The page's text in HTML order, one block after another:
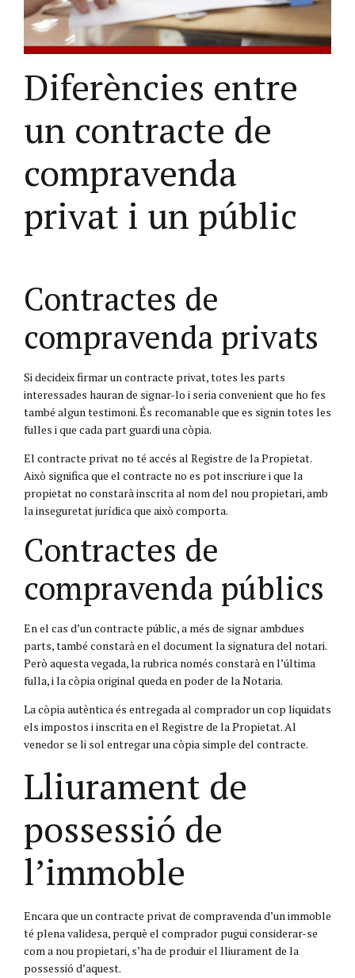
Diferències entre
un contracte de
compravenda
privat i un públic
Contractes de
compravenda privats
Si decideix firmar un contracte privat, totes les parts
interessades hauran de signar-lo i seria convenient que ho fes
també algun testimoni. És recomanable que es signin totes les
fulles i que cada part guardi una còpia.
El contracte privat no té accés al Registre de la Propietat.
Això significa que el contracte no es pot inscriure i que la
propietat no constarà inscrita al nom del nou propietari, amb
la inseguretat jurídica que això comporta.
Contractes de
compravenda públics
En el cas d’un contracte públic, a més de signar ambdues
parts, també constarà en el document la signatura del notari.
Però aquesta vegada, la rubrica només constarà en l’última
fulla, i la còpia original queda en poder de la Notaria.
La còpia autèntica és entregada al comprador un cop liquidats
els impostos i inscrita en el Registre de la Propietat. Al
venedor se li sol entregar una còpia simple del contracte.
Lliurament de
possessió de
l’immoble
Encara que un contracte privat de compravenda d’un immoble
té plena validesa, perquè el comprador pugui considerar-se
com a nou propietari, s’ha de produir el lliurament de la
possessió d’aquest.